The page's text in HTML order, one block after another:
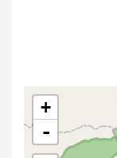
+
-